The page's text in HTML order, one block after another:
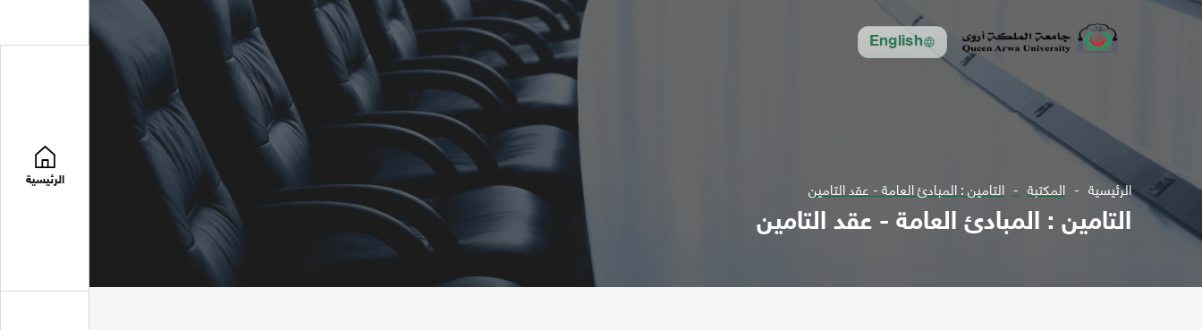
English
الرئيسية الرئيسية المكتبة التامين : المبادئ العامة - عقد التامين
التامين : المبادئ العامة - عقد التامين